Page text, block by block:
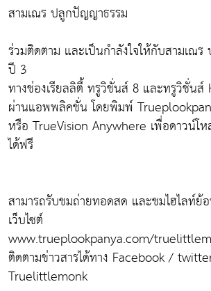
สามเณร ปลูกปัญญาธรรม
ร่วมติดตาม และเป็นกำลังใจให้กับสามเณ
ปี 3
ทางช่องเรียลลิตี้ ทรูวิชั่นส์ 8 และทรูวิชั่นส์
ผ่านแอพพลิคชั่น โดยพิมพ์
หรือ TrueVision Anywhere เพื่อดาวน์โ
ได้ฟรี
สามารถรับชมถ่ายทอดสด และชมไฮไลท์ย้
เว็บไซต์
www.trueplookpanya.com/
ติดตามข่าวสารได้ทาง Facebook /
Truelittlemonk